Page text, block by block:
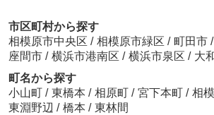
市区町村から探す
相模原市中央区 / 相模原市緑区 / 町田市 /
座間市 / 横浜市港南区 / 横浜市泉区 / 大
町名から探す
小山町 / 東橋本 / 相原町 / 宮下本町 / 相
東淵野辺 / 橋本 / 東林間